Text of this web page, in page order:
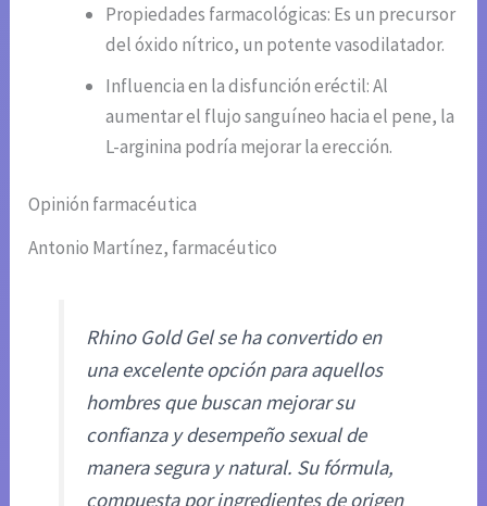
Propiedades farmacológicas: Es un precursor
del óxido nítrico, un potente vasodilatador.
Influencia en la disfunción eréctil: Al
aumentar el flujo sanguíneo hacia el pene, la
L-arginina podría mejorar la erección.
Opinión farmacéutica
Antonio Martínez, farmacéutico
Rhino Gold Gel se ha convertido en
una excelente opción para aquellos
hombres que buscan mejorar su
confianza y desempeño sexual de
manera segura y natural. Su fórmula,
compuesta por ingredientes de origen